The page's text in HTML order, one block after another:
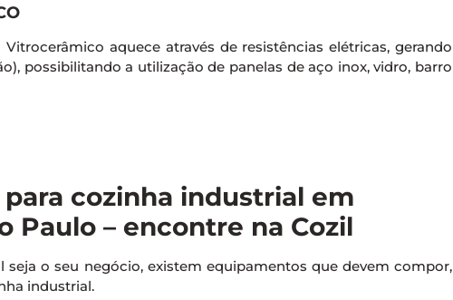
aquece através de resistências elétricas, gerando
possibilitando a utilização de panelas de aço inox, vidro, barro
cozinha industrial em
Paulo – encontre na Cozil
seja o seu negócio, existem equipamentos que devem compor,
industrial.